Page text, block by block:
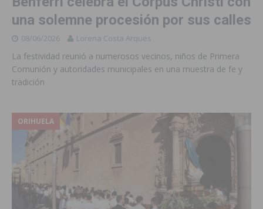
una solemne procesión por sus calles
08/06/2026 Lorena Costa Arques
La festividad reunió a numerosos vecinos, niños de Primera
Comunión y autoridades municipales en una muestra de fe y
tradición
ORIHUELA